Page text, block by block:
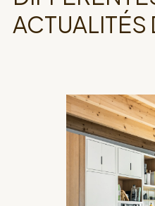
ACTUALITÉS